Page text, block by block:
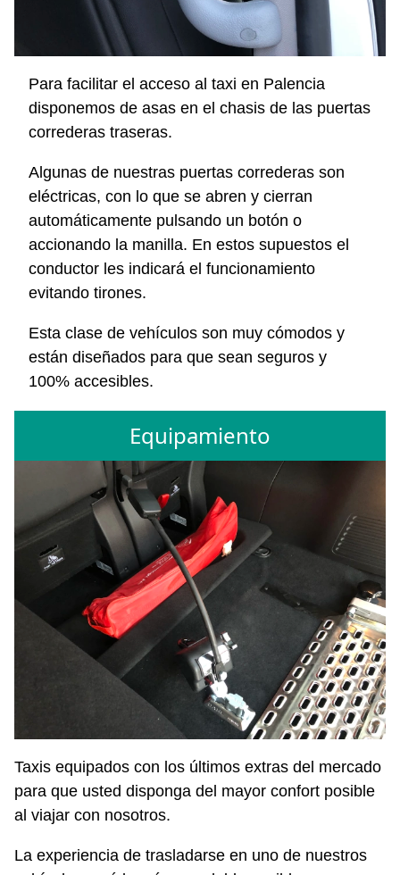
Para facilitar el acceso al taxi en Palencia
disponemos de asas en el chasis de las puertas
correderas traseras.
Algunas de nuestras puertas correderas son
eléctricas, con lo que se abren y cierran
automáticamente pulsando un botón o
accionando la manilla. En estos supuestos el
conductor les indicará el funcionamiento
evitando tirones.
Esta clase de vehículos son muy cómodos y
están diseñados para que sean seguros y
100% accesibles.
Equipamiento
Taxis equipados con los últimos extras del mercado
para que usted disponga del mayor confort posible
al viajar con nosotros.
La experiencia de trasladarse en uno de nuestros